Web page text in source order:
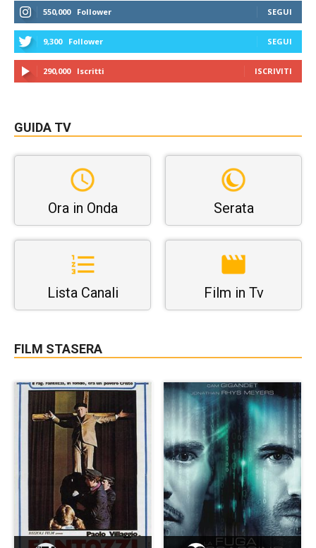
550,000 Follower SEGUI
9,300 Follower SEGUI
290,000 Iscritti ISCRIVITI
GUIDA TV
Ora in Onda Serata
Lista Canali Film in Tv
FILM STASERA